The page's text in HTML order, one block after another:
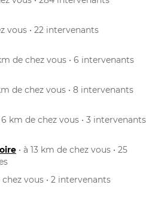
vous • 22 intervenants
de chez vous • 6 intervenants
de chez vous • 8 intervenants
6 km de chez vous • 3 intervenants
• à 13 km de chez vous • 25
chez vous • 2 intervenants